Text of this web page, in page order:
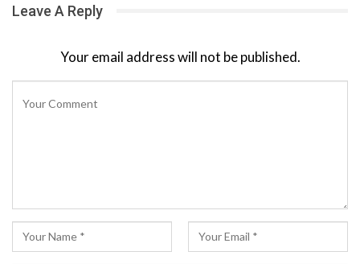
Leave A Reply
Your email address will not be published.